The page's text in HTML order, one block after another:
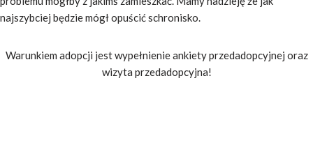
najszybciej będzie mógł opuścić schronisko.
Warunkiem adopcji jest wypełnienie ankiety przedadopcyjnej oraz
wizyta przedadopcyjna!